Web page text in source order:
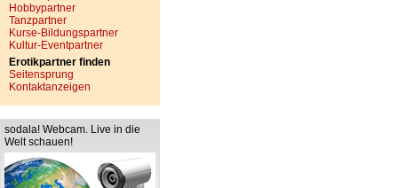
Hobbypartner
Tanzpartner
Kurse-Bildungspartner
Kultur-Eventpartner
Erotikpartner finden
Seitensprung
Kontaktanzeigen
sodala! Webcam. Live in die
Welt schauen!